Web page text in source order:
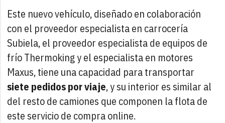
Este nuevo vehículo, diseñado en colaboración
con el proveedor especialista en carrocería
Subiela, el proveedor especialista de equipos de
frío Thermoking y el especialista en motores
Maxus, tiene una capacidad para transportar
siete pedidos por viaje, y su interior es similar al
del resto de camiones que componen la flota de
este servicio de compra online.